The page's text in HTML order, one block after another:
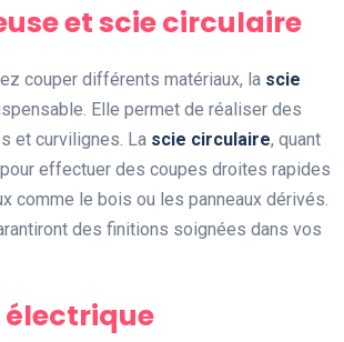
et scie circulaire
couper différents matériaux, la scie
Elle permet de réaliser des
et curvilignes. La scie circulaire, quant
effectuer des coupes droites rapides
comme le bois ou les panneaux dérivés.
des finitions soignées dans vos
électrique